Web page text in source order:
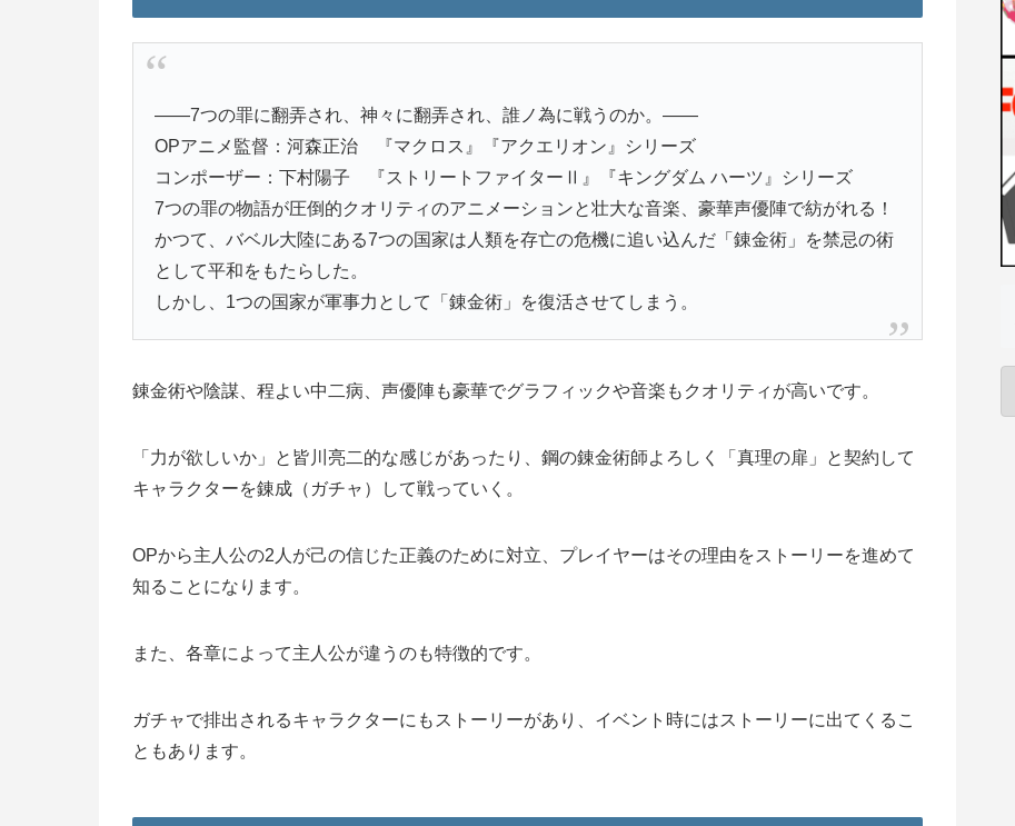
——7つの罪に翻弄され、神々に翻弄され、誰ノ為に戦うのか。——
OPアニメ監督：河森正治 『マクロス』『アクエリオン』シリーズ
コンポーザー：下村陽子 『ストリートファイターⅡ』『キングダム ハーツ』シリーズ
7つの罪の物語が圧倒的クオリティのアニメーションと壮大な音楽、豪華声優陣で紡がれる！
かつて、バベル大陸にある7つの国家は人類を存亡の危機に追い込んだ「錬金術」を禁忌の術
として平和をもたらした。
しかし、1つの国家が軍事力として「錬金術」を復活させてしまう。
錬金術や陰謀、程よい中二病、声優陣も豪華でグラフィックや音楽もクオリティが高いです。
「力が欲しいか」と皆川亮二的な感じがあったり、鋼の錬金術師よろしく「真理の扉」と契約して
キャラクターを錬成（ガチャ）して戦っていく。
OPから主人公の2人が己の信じた正義のために対立、プレイヤーはその理由をストーリーを進めて
知ることになります。
また、各章によって主人公が違うのも特徴的です。
ガチャで排出されるキャラクターにもストーリーがあり、イベント時にはストーリーに出てくるこ
ともあります。